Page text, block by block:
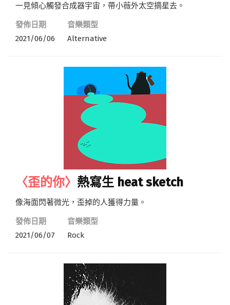
一見傾心觸發合成器宇宙，帶小薇外太空摘星去。
發佈日期
2021/06/06
音樂類型
Alternative
〈歪的你〉 熱寫生 heat sketch
像海面閃著微光，歪掉的人獲得力量。
發佈日期
2021/06/07
音樂類型
Rock